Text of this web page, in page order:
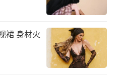
裙 身材火